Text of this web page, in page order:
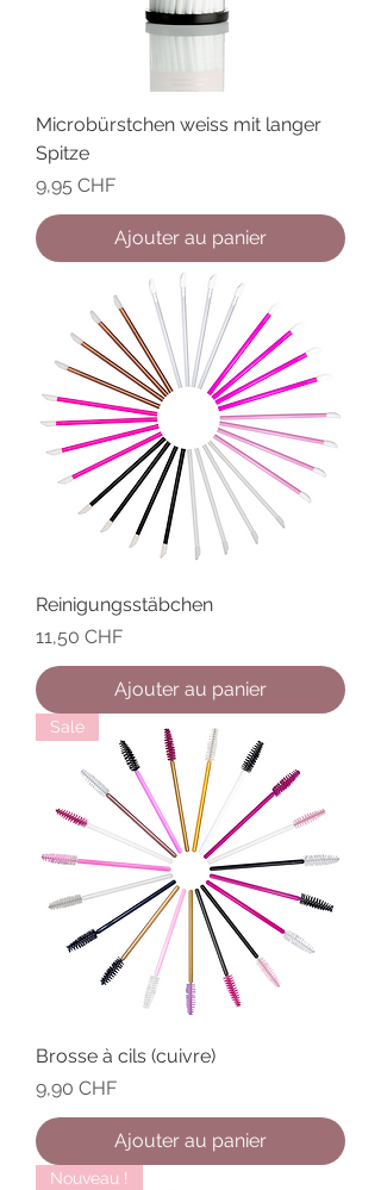
Microbürstchen weiss mit langer
Spitze
Prix
9,95 CHF
Ajouter au panier
Reinigungsstäbchen
Prix
11,50 CHF
Ajouter au panier
Sale
Brosse à cils (cuivre)
Prix
9,90 CHF
Ajouter au panier
Nouveau !